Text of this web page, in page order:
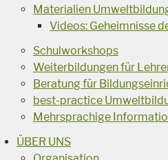
Materialien
Videos: Geheimnisse
Schulworkshops
Weiterbildungen für
Beratung für
best-practice
Mehrsprachige
ÜBER UNS